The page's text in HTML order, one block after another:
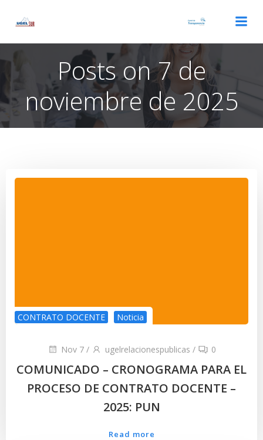
Posts on 7 de
noviembre de 2025
CONTRATO DOCENTE Noticia
Nov 7 / ugelrelacionespublicas / 0
COMUNICADO – CRONOGRAMA PARA EL
PROCESO DE CONTRATO DOCENTE –
2025: PUN
Read more